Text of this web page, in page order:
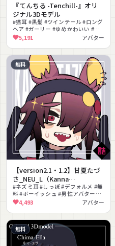
『てんちる -Tenchill-』オリ
ジナル3Dモデル
#猫耳 #黒髪 #ツインテール #ロング
ヘア #ガーリー #ゆめかわいい #パ
ステル #メカクレ #ヘイロー #色変
5,191 アバター
無料
【version2.1・1.2】甘夏たづ
さ_NEU_L（Kanna
Tazusa_NEU_L）【オリジナ
ル3Dモデル】
#ネズミ耳 #しっぽ #デフォルメ #無
料 #ボーイッシュ #男性アバター
#VRChat #アバター
4,493 アバター
無料